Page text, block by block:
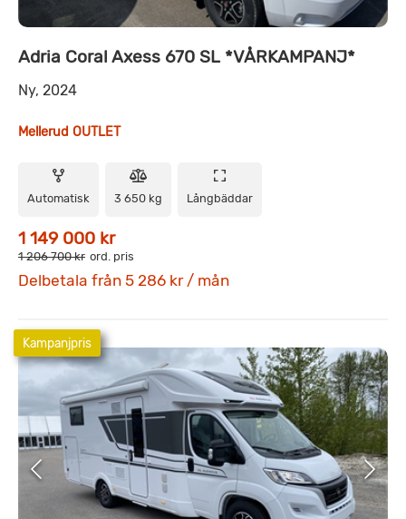
Adria Coral Axess 670 SL *VÅRKAMPANJ*
Ny, 2024
Mellerud OUTLET
Automatisk 3 650 kg Långbäddar
1 149 000 kr
1 206 700 kr ord. pris
Delbetala från 5 286 kr / mån
Kampanjpris